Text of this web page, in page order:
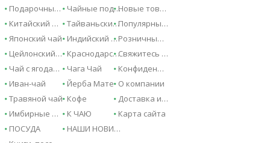
Подарочные сертификаты
Чайные подарки и сувениры
Китайский чай
Тайваньский чай
Японский чай Индийский чай
Цейлонский чай
Краснодарский чай
Чай с ягодами и фруктами
Чага Чай
Иван-чай
Йерба Мате
Травяной чай Кофе
Имбирные напитки
К ЧАЮ
ПОСУДА
НАШИ НОВИНКИ
Новые товары
Популярные товары
Розничные магазины
Свяжитесь с нами
Конфиденциальность
О компании
Доставка и оплата
Карта сайта